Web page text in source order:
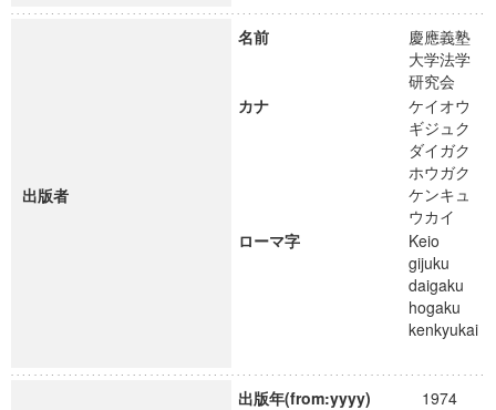
出版者
名前
慶應義塾
大学法学
研究会
カナ
ケイオウ
ギジュク
ダイガク
ホウガク
ケンキュ
ウカイ
ローマ字
Keio
gijuku
daigaku
hogaku
kenkyukai
出版年(from:yyyy)
1974